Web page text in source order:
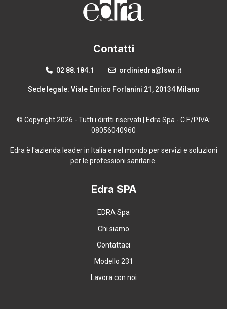
Contatti
02 88.184.1 ordiniedra@lswr.it
Sede legale: Viale Enrico Forlanini 21, 20134 Milano
© Copyright 2026 - Tutti i diritti riservati | Edra Spa - C.F./P.IVA:
08056040960
Edra è l'azienda leader in Italia e nel mondo per servizi e soluzioni
per le professioni sanitarie.
Edra SPA
EDRA Spa
Chi siamo
Contattaci
Modello 231
Lavora con noi